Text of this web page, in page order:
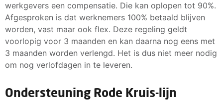
werkgevers een compensatie. Die kan oplopen tot 90%.
Afgesproken is dat werknemers 100% betaald blijven
worden, vast maar ook flex. Deze regeling geldt
voorlopig voor 3 maanden en kan daarna nog eens met
3 maanden worden verlengd. Het is dus niet meer nodig
om nog verlofdagen in te leveren.
Ondersteuning Rode Kruis-lijn